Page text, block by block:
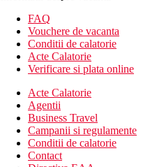
Vila cu apa cu
Descrierea hotelului
282 de camere in 6
receptie
5 restaurante
2 baruri
1 cafenea
SPA
fitness
piscina
piscina pentru copii
FAQ
Vouchere de vacanta
Conditii de calatorie
Acte Calatorie
Verificare si plata online
Acte Calatorie
Agentii
Business Travel
Campanii si regulamente
Conditii de calatorie
Contact